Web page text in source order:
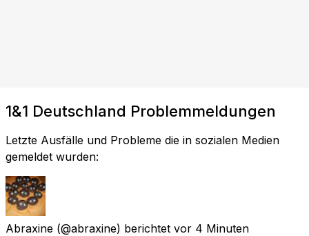
1&1 Deutschland Problemmeldungen
Letzte Ausfälle und Probleme die in sozialen Medien
gemeldet wurden:
Abraxine (@abraxine) berichtet vor 4 Minuten